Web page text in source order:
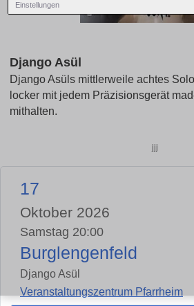
Einstellungen
Django Asül
Django Asüls mittlerweile achtes
locker mit jedem Präzisionsgerät
mithalten.
jjj
17
Oktober 2026
Samstag 20:00
Burglengenfeld
Django Asül
Veranstaltungszentrum Pfarrheim